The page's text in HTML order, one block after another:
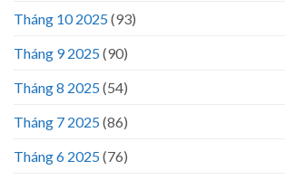
Tháng 10 2025(93)
Tháng 9 2025(90)
Tháng 8 2025(54)
Tháng 7 2025(86)
Tháng 6 2025(76)